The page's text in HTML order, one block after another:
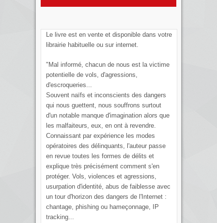
Le livre est en vente et disponible dans votre
librairie habituelle ou sur internet.
"Mal informé, chacun de nous est la victime
potentielle de vols, d'agressions,
d'escroqueries...
Souvent naïfs et inconscients des dangers
qui nous guettent, nous souffrons surtout
d'un notable manque d'imagination alors que
les malfaiteurs, eux, en ont à revendre.
Connaissant par expérience les modes
opératoires des délinquants, l'auteur passe
en revue toutes les formes de délits et
explique très précisément comment s'en
protéger. Vols, violences et agressions,
usurpation d'identité, abus de faiblesse avec
un tour d'horizon des dangers de l'Internet :
chantage, phishing ou hameçonnage, IP
tracking...